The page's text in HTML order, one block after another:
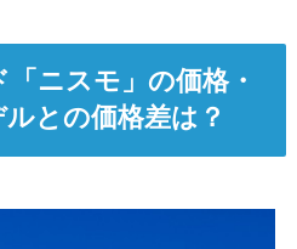
ニスモ」の価格・
との価格差は？